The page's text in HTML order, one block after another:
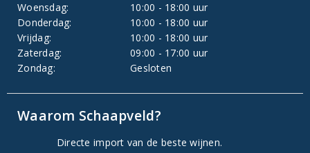
Woensdag:
10:00 - 18:00 uur
Donderdag:
10:00 - 18:00 uur
Vrijdag:
10:00 - 18:00 uur
Zaterdag:
09:00 - 17:00 uur
Zondag:
Gesloten
Waarom Schaapveld?
Directe import van de beste wijnen.